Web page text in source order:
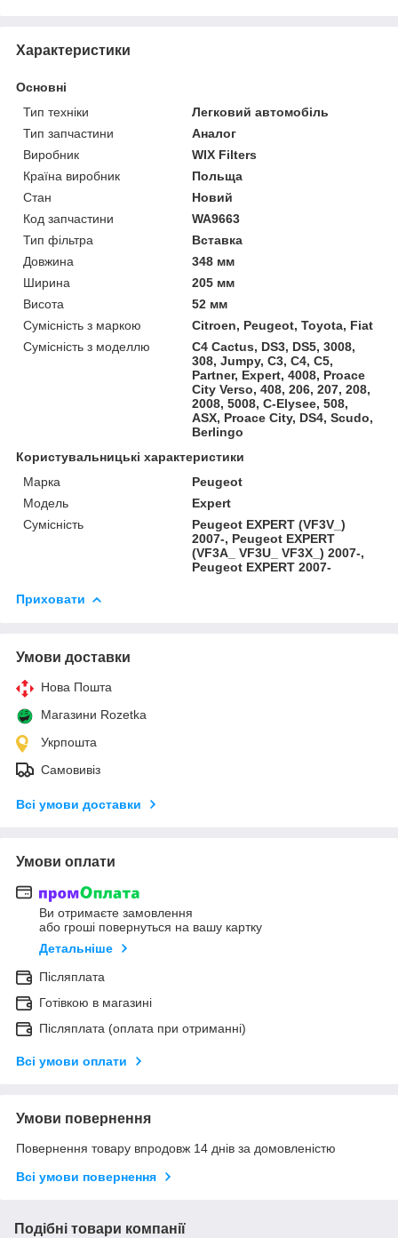
Характеристики
Основні
Тип техніки
Легковий автомобіль
Тип запчастини
Аналог
Виробник
WIX Filters
Країна виробник
Польща
Стан
Новий
Код запчастини
WA9663
Тип фільтра
Вставка
Довжина
348 мм
Ширина
205 мм
Висота
52 мм
Сумісність з маркою
Citroen, Peugeot, Toyota, Fiat
Сумісність з моделлю
C4 Cactus, DS3, DS5, 3008,
308, Jumpy, C3, C4, C5,
Partner, Expert, 4008, Proace
City Verso, 408, 206, 207, 208,
2008, 5008, C-Elysee, 508,
ASX, Proace City, DS4, Scudo,
Berlingo
Користувальницькі характеристики
Марка
Peugeot
Модель
Expert
Сумісність
Peugeot EXPERT (VF3V_)
2007-, Peugeot EXPERT
(VF3A_ VF3U_ VF3X_) 2007-,
Peugeot EXPERT 2007-
Приховати
Умови доставки
Нова Пошта
Магазини Rozetka
Укрпошта
Самовивіз
Всі умови доставки
Умови оплати
Ви отримаєте замовлення
або гроші повернуться на вашу картку
Детальніше
Післяплата
Готівкою в магазині
Післяплата (оплата при отриманні)
Всі умови оплати
Умови повернення
Повернення товару впродовж 14 днів за домовленістю
Всі умови повернення
Подібні товари компанії